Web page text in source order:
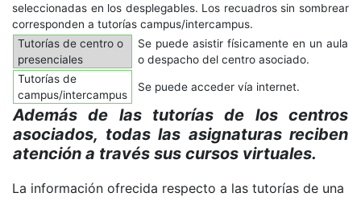
seleccionadas en los desplegables. Los recuadros sin sombrear
corresponden a tutorías campus/intercampus.
Tutorías de centro o
presenciales
Se puede asistir físicamente en un aula
o despacho del centro asociado.
Tutorías de
campus/intercampus
Se puede acceder vía internet.
Además de las tutorías de los centros
asociados, todas las asignaturas reciben
atención a través sus cursos virtuales.
La información ofrecida respecto a las tutorías de una